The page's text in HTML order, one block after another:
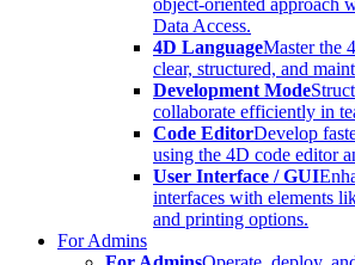
object-oriented approach
Data Access.
4D LanguageMaster the
clear, structured, and
Development Mode
collaborate efficiently in
Code EditorDevelop
using the 4D code editor
User Interface / GUI
interfaces with elements
and printing options.
For Admins